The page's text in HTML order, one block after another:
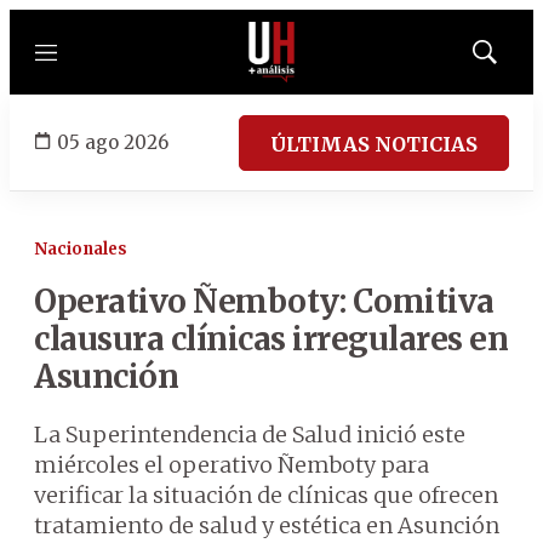
Menú
Mostrar
05 ago 2026 ÚLTIMAS NOTICIAS
Nacionales
Operativo Ñemboty: Comitiva
clausura clínicas irregulares en
Asunción
La Superintendencia de Salud inició este
miércoles el operativo Ñemboty para
verificar la situación de clínicas que ofrecen
tratamiento de salud y estética en Asunción